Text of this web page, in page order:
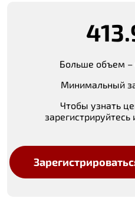
Больше объем –
Минимальный
Чтобы узнать
зарегистрируйтесь